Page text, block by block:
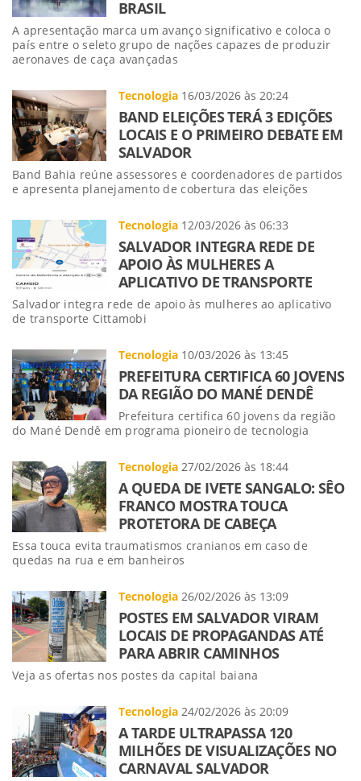
BRASIL
A apresentação marca um avanço significativo e coloca o
país entre o seleto grupo de nações capazes de produzir
aeronaves de caça avançadas
Tecnologia 16/03/2026 às 20:24
BAND ELEIÇÕES TERÁ 3 EDIÇÕES
LOCAIS E O PRIMEIRO DEBATE EM
SALVADOR
Band Bahia reúne assessores e coordenadores de partidos
e apresenta planejamento de cobertura das eleições
Tecnologia 12/03/2026 às 06:33
SALVADOR INTEGRA REDE DE
APOIO ÀS MULHERES A
APLICATIVO DE TRANSPORTE
Salvador integra rede de apoio às mulheres ao aplicativo
de transporte Cittamobi
Tecnologia 10/03/2026 às 13:45
PREFEITURA CERTIFICA 60 JOVENS
DA REGIÃO DO MANÉ DENDÊ
Prefeitura certifica 60 jovens da região
do Mané Dendê em programa pioneiro de tecnologia
Tecnologia 27/02/2026 às 18:44
A QUEDA DE IVETE SANGALO: SÊO
FRANCO MOSTRA TOUCA
PROTETORA DE CABEÇA
Essa touca evita traumatismos cranianos em caso de
quedas na rua e em banheiros
Tecnologia 26/02/2026 às 13:09
POSTES EM SALVADOR VIRAM
LOCAIS DE PROPAGANDAS ATÉ
PARA ABRIR CAMINHOS
Veja as ofertas nos postes da capital baiana
Tecnologia 24/02/2026 às 20:09
A TARDE ULTRAPASSA 120
MILHÕES DE VISUALIZAÇÕES NO
CARNAVAL SALVADOR